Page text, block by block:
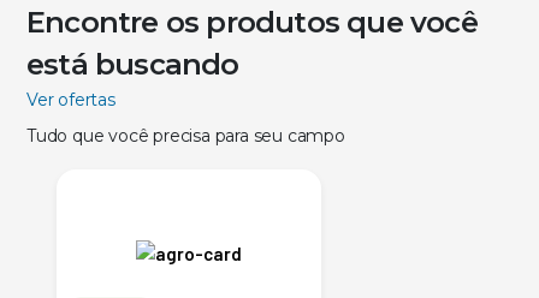
Encontre os produtos que você
está buscando
Ver ofertas
Tudo que você precisa para seu campo